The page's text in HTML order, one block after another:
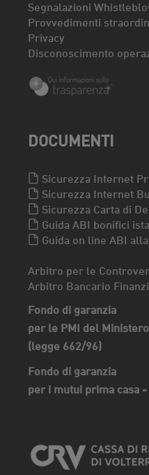
Segnalazioni
Provvedimenti
Privacy
Disconoscimento
DOCUMENTI
Sicurezza Internet
Sicurezza Internet
Sicurezza Carta di
Guida ABI bonifici
Guida on line ABI
Arbitro per le
Arbitro Bancario
Fondo di garanzia
per le PMI del
(legge 662/96)
Fondo di garanzia
per i mutui prima casa -